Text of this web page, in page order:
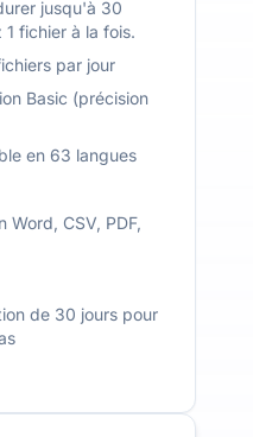
jusqu'à 30
fichier à la fois.
par jour
Basic (précision
en 63 langues
Word, CSV, PDF,
de 30 jours pour